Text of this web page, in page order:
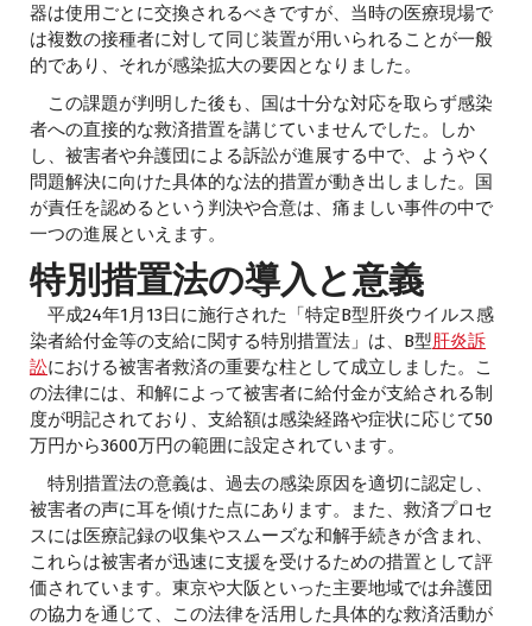
器は使用ごとに交換されるべきですが、当時の医療現場で
は複数の接種者に対して同じ装置が用いられることが一般
的であり、それが感染拡大の要因となりました。
この課題が判明した後も、国は十分な対応を取らず感染
者への直接的な救済措置を講じていませんでした。しか
し、被害者や弁護団による訴訟が進展する中で、ようやく
問題解決に向けた具体的な法的措置が動き出しました。国
が責任を認めるという判決や合意は、痛ましい事件の中で
一つの進展といえます。
特別措置法の導入と意義
平成24年1月13日に施行された「特定B型肝炎ウイルス感
染者給付金等の支給に関する特別措置法」は、B型肝炎訴
訟における被害者救済の重要な柱として成立しました。こ
の法律には、和解によって被害者に給付金が支給される制
度が明記されており、支給額は感染経路や症状に応じて50
万円から3600万円の範囲に設定されています。
特別措置法の意義は、過去の感染原因を適切に認定し、
被害者の声に耳を傾けた点にあります。また、救済プロセ
スには医療記録の収集やスムーズな和解手続きが含まれ、
これらは被害者が迅速に支援を受けるための措置として評
価されています。東京や大阪といった主要地域では弁護団
の協力を通じて、この法律を活用した具体的な救済活動が